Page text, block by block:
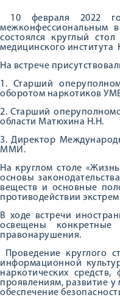
10 февраля 2022
межконфессиональным
состоялся круглый
медицинского института
На встрече
1. Старший
оборотом наркотиков
2. Старший
области Матюхина Н.Н.
3. Директор
ММИ.
На круглом столе
основы
веществ и основные
противодействии
В ходе встречи
освещены
правонарушения.
Проведение круглого
информационной
наркотических
проявлениям, развитие
обеспечение